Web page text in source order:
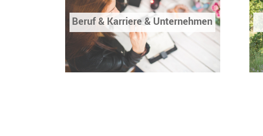
Beruf & Karriere & Unternehmen